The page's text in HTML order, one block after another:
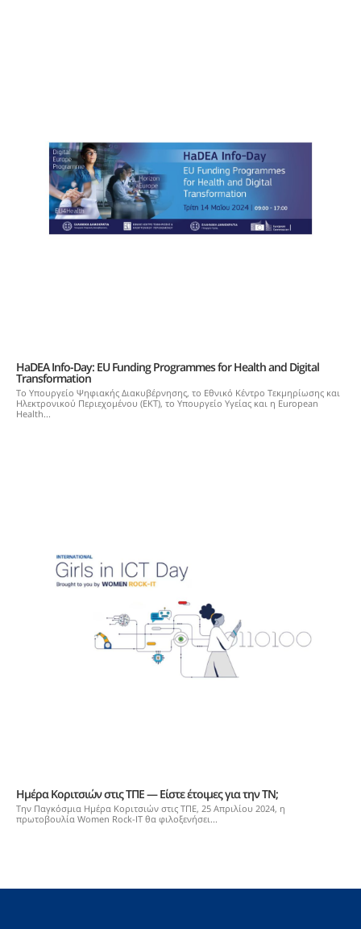
HaDEA Info-Day: EU Funding Programmes for Health and Digital
Transformation
Το Υπουργείο Ψηφιακής Διακυβέρνησης, το Εθνικό Κέντρο Τεκμηρίωσης και
Ηλεκτρονικού Περιεχομένου (ΕΚΤ), το Υπουργείο Υγείας και η European
Health...
Ημέρα Κοριτσιών στις ΤΠΕ — Είστε έτοιμες για την ΤΝ;
Την Παγκόσμια Ημέρα Κοριτσιών στις ΤΠΕ, 25 Απριλίου 2024, η
πρωτοβουλία Women Rock-IT θα φιλοξενήσει...